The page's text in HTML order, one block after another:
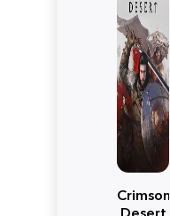
Crimson
Desert